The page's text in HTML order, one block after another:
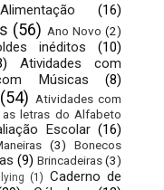
Alimentação (16)
(56) Ano Novo (2)
inéditos
(10)
Atividades com
Músicas (8)
(54) Atividades com
letras do Alfabeto
Escolar (16)
(3)
Bonecos
(9) Brincadeiras(3)
(1) Caderno de